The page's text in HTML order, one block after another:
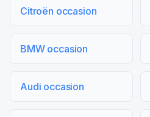
Citroën occasion
BMW occasion
Audi occasion